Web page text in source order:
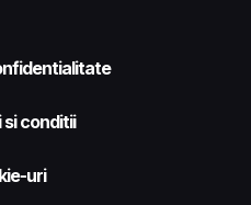
conditii
uri